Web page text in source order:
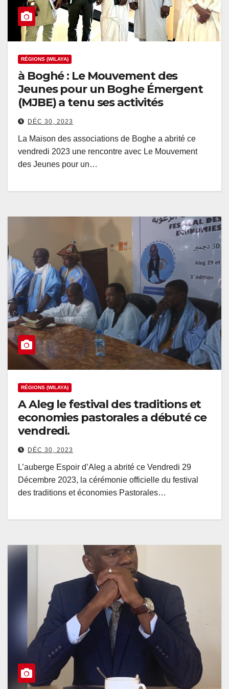
RÉGIONS (WILAYA)
à Boghé : Le Mouvement des
Jeunes pour un Boghe Émergent
(MJBE) a tenu ses activités
DÉC 30, 2023
La Maison des associations de Boghe a abrité ce
vendredi 2023 une rencontre avec Le Mouvement
des Jeunes pour un…
RÉGIONS (WILAYA)
A Aleg le festival des traditions et
economies pastorales a débuté ce
vendredi.
DÉC 30, 2023
L’auberge Espoir d’Aleg a abrité ce Vendredi 29
Décembre 2023, la cérémonie officielle du festival
des traditions et économies Pastorales…